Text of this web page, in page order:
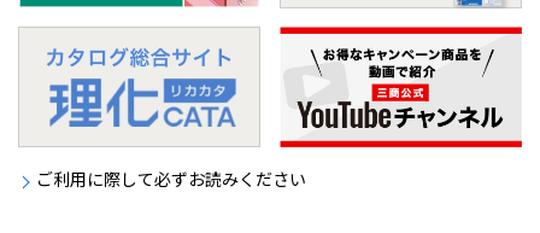
ご利用に際して必ずお読みください